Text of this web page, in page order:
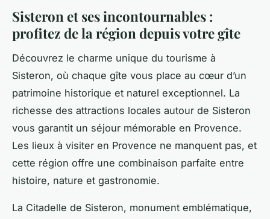
Sisteron et ses incontournables :
profitez de la région depuis votre gîte
Découvrez le charme unique du tourisme à
Sisteron, où chaque gîte vous place au cœur d’un
patrimoine historique et naturel exceptionnel. La
richesse des attractions locales autour de Sisteron
vous garantit un séjour mémorable en Provence.
Les lieux à visiter en Provence ne manquent pas, et
cette région offre une combinaison parfaite entre
histoire, nature et gastronomie.
La Citadelle de Sisteron, monument emblématique,